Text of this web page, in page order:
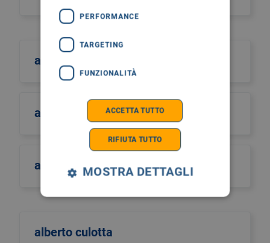
albano
albero della vita
alberto castiglione
alberto culotta
PERFORMANCE
TARGETING
FUNZIONALITÀ
ACCETTA TUTTO
RIFIUTA TUTTO
MOSTRA DETTAGLI